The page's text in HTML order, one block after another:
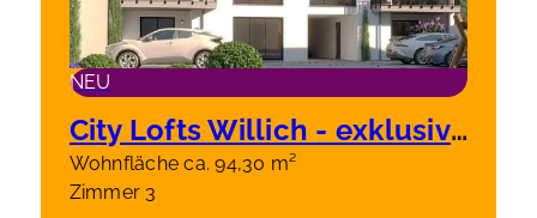
NEU
City Lofts Willich - exklusive 3 Zimmerwohnung 1 OG links, 94.30 m²
Wohnfläche ca. 94,30 m²
Zimmer 3